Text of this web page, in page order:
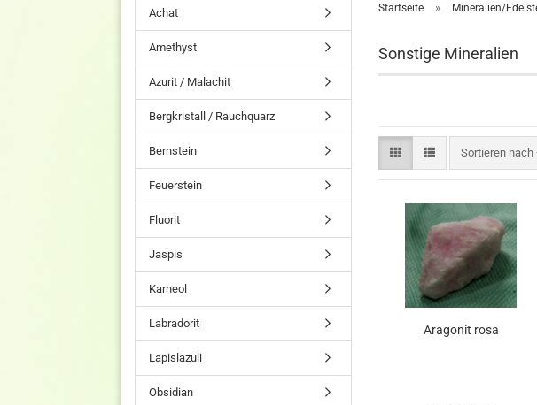
Startseite » Mineralien/
Sonstige Mineralien
Sortieren nach
Sortieren nach
Aragonit rosa
Achat
Amethyst
Azurit / Malachit
Bergkristall / Rauchquarz
Bernstein
Feuerstein
Fluorit
Jaspis
Karneol
Labradorit
Lapislazuli
Obsidian